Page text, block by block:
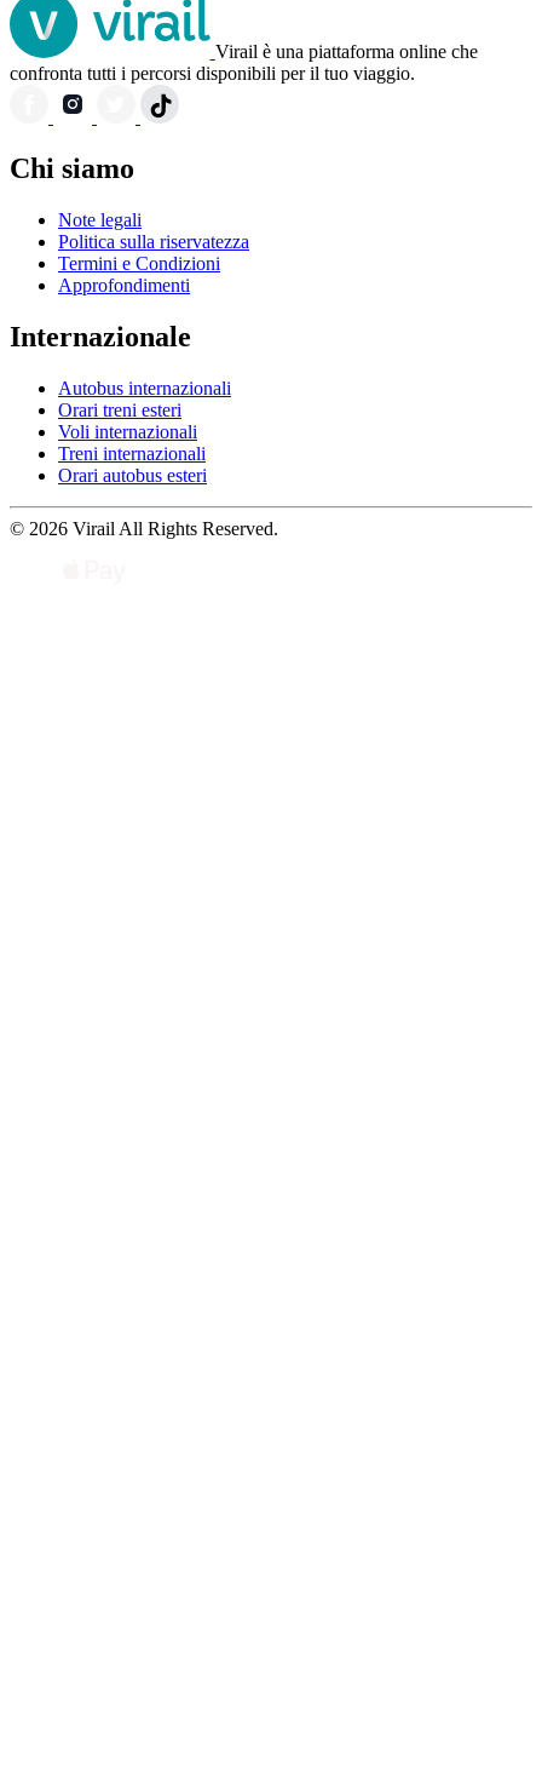
Virail è una piattaforma online che
confronta tutti i percorsi disponibili per il tuo viaggio.
Chi siamo
Note legali
Politica sulla riservatezza
Termini e Condizioni
Approfondimenti
Internazionale
Autobus internazionali
Orari treni esteri
Voli internazionali
Treni internazionali
Orari autobus esteri
© 2026 Virail All Rights Reserved.